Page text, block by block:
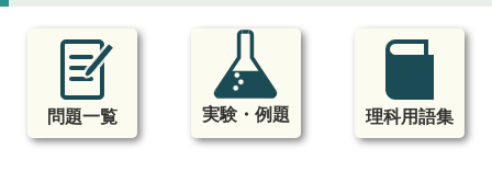
問題一覧 実験・例題 理科用語集